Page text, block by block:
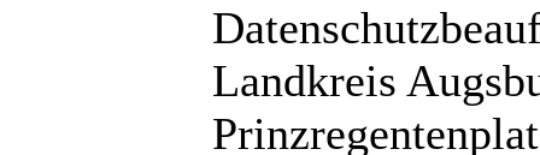
Landkreis